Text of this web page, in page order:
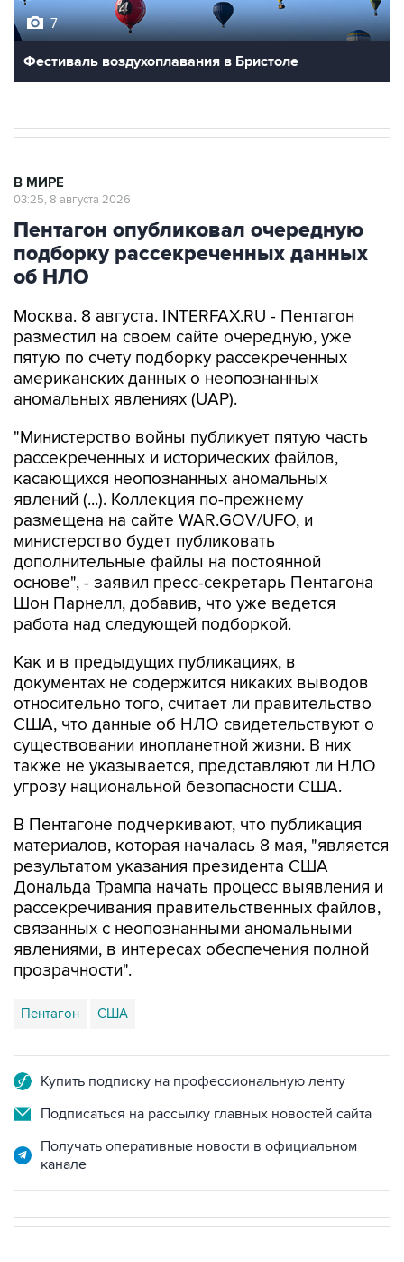
7
Фестиваль воздухоплавания в Бристоле
В МИРЕ
03:25, 8 августа 2026
Пентагон опубликовал очередную
подборку рассекреченных данных
об НЛО
Москва. 8 августа. INTERFAX.RU - Пентагон
разместил на своем сайте очередную, уже
пятую по счету подборку рассекреченных
американских данных о неопознанных
аномальных явлениях (UAP).
"Министерство войны публикует пятую часть
рассекреченных и исторических файлов,
касающихся неопознанных аномальных
явлений (...). Коллекция по-прежнему
размещена на сайте WAR.GOV/UFO, и
министерство будет публиковать
дополнительные файлы на постоянной
основе", - заявил пресс-секретарь Пентагона
Шон Парнелл, добавив, что уже ведется
работа над следующей подборкой.
Как и в предыдущих публикациях, в
документах не содержится никаких выводов
относительно того, считает ли правительство
США, что данные об НЛО свидетельствуют о
существовании инопланетной жизни. В них
также не указывается, представляют ли НЛО
угрозу национальной безопасности США.
В Пентагоне подчеркивают, что публикация
материалов, которая началась 8 мая, "является
результатом указания президента США
Дональда Трампа начать процесс выявления и
рассекречивания правительственных файлов,
связанных с неопознанными аномальными
явлениями, в интересах обеспечения полной
прозрачности".
Пентагон США
Купить подписку на профессиональную ленту
Подписаться на рассылку главных новостей сайта
Получать оперативные новости в официальном
канале